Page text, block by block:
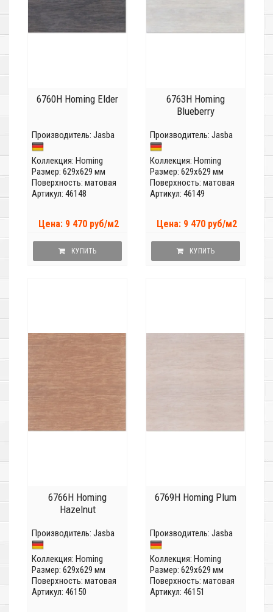
6760H Homing Elder
Производитель: Jasba
Коллекция: Homing
Размер: 629x629 мм
Поверхность: матовая
Артикул: 46148
Цена: 9 470 руб/м2
КУПИТЬ
6763H Homing
Blueberry
Производитель: Jasba
Коллекция: Homing
Размер: 629x629 мм
Поверхность: матовая
Артикул: 46149
Цена: 9 470 руб/м2
КУПИТЬ
6766H Homing
Hazelnut
Производитель: Jasba
Коллекция: Homing
Размер: 629x629 мм
Поверхность: матовая
Артикул: 46150
6769H Homing Plum
Производитель: Jasba
Коллекция: Homing
Размер: 629x629 мм
Поверхность: матовая
Артикул: 46151